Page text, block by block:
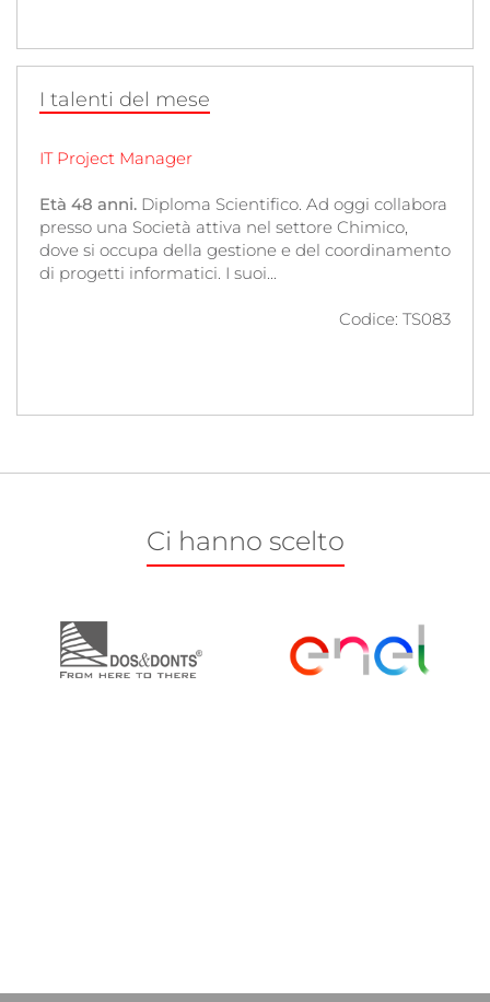
I talenti del mese
IT Project Manager
Età 48 anni. Diploma Scientifico. Ad oggi collabora
presso una Società attiva nel settore Chimico,
dove si occupa della gestione e del coordinamento
di progetti informatici. I suoi...
Codice: TS083
Production Manager
Età 47 anni.Laurea in Ingegneria. Attualmente
ricopre il ruolo presso una realtà del settore
Automotive, per conto di cui coordina e
supervisiona le attività produttive, garantendo il...
Codice: TS082
Ci hanno scelto